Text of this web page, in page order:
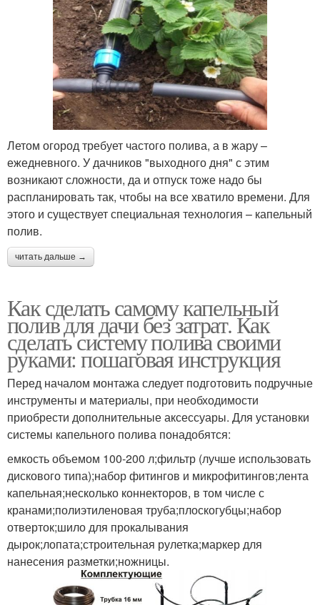
Летом огород требует частого полива, а в жару –
ежедневного. У дачников "выходного дня" с этим
возникают сложности, да и отпуск тоже надо бы
распланировать так, чтобы на все хватило времени. Для
этого и существует специальная технология – капельный
полив.
читать дальше →
Как сделать самому капельный
полив для дачи без затрат. Как
сделать систему полива своими
руками: пошаговая инструкция
Перед началом монтажа следует подготовить подручные
инструменты и материалы, при необходимости
приобрести дополнительные аксессуары. Для установки
системы капельного полива понадобятся:
емкость объемом 100-200 л;фильтр (лучше использовать
дискового типа);набор фитингов и микрофитингов;лента
капельная;несколько коннекторов, в том числе с
кранами;полиэтиленовая труба;плоскогубцы;набор
отверток;шило для прокалывания
дырок;лопата;строительная рулетка;маркер для
нанесения разметки;ножницы.